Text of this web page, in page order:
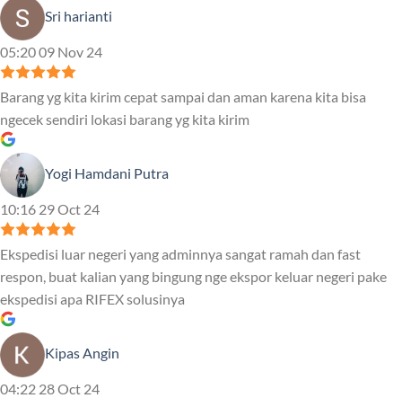
Sri harianti
05:20 09 Nov 24
Barang yg kita kirim cepat sampai dan aman karena kita bisa
ngecek sendiri lokasi barang yg kita kirim
Yogi Hamdani Putra
10:16 29 Oct 24
Ekspedisi luar negeri yang adminnya sangat ramah dan fast
respon, buat kalian yang bingung nge ekspor keluar negeri pake
ekspedisi apa RIFEX solusinya
Kipas Angin
04:22 28 Oct 24